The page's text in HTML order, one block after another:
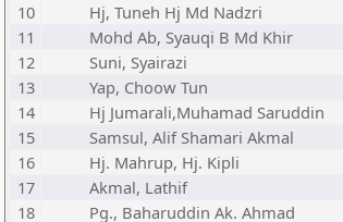
10
Hj, Tuneh Hj Md Nadzri
11
Mohd Ab, Syauqi B Md Khir
12
Suni, Syairazi
13
Yap, Choow Tun
14
Hj Jumarali,Muhamad Saruddin
15
Samsul, Alif Shamari Akmal
16
Hj. Mahrup, Hj. Kipli
17
Akmal, Lathif
18
Pg., Baharuddin Ak. Ahmad